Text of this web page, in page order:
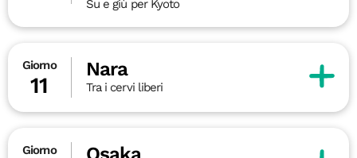
Su e giù per Kyoto
Giorno
11
Nara
Tra i cervi liberi
Giorno